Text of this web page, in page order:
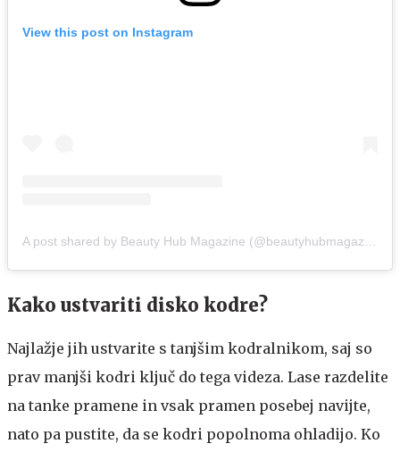
View this post on Instagram
Kako ustvariti disko kodre?
Najlažje jih ustvarite s tanjšim kodralnikom, saj so
prav manjši kodri ključ do tega videza. Lase razdelite
na tanke pramene in vsak pramen posebej navijte,
nato pa pustite, da se kodri popolnoma ohladijo. Ko